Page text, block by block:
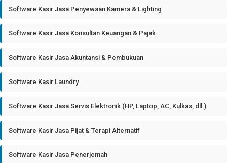
Software Kasir Jasa Penyewaan Kamera & Lighting
Software Kasir Jasa Konsultan Keuangan & Pajak
Software Kasir Jasa Akuntansi & Pembukuan
Software Kasir Laundry
Software Kasir Jasa Servis Elektronik (HP, Laptop, AC, Kulkas, dll.)
Software Kasir Jasa Pijat & Terapi Alternatif
Software Kasir Jasa Penerjemah